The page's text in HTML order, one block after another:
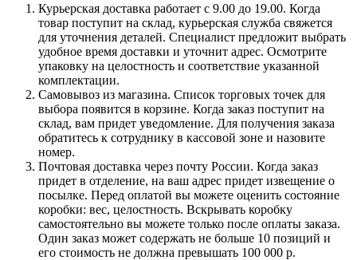
Курьерская доставка работает с 9.00 до 19.00. Когда
товар поступит на склад, курьерская служба свяжется
для уточнения деталей. Специалист предложит выбрать
удобное время доставки и уточнит адрес. Осмотрите
упаковку на целостность и соответствие указанной
комплектации.
Самовывоз из магазина. Список торговых точек для
выбора появится в корзине. Когда заказ поступит на
склад, вам придет уведомление. Для получения заказа
обратитесь к сотруднику в кассовой зоне и назовите
номер.
Почтовая доставка через почту России. Когда заказ
придет в отделение, на ваш адрес придет извещение о
посылке. Перед оплатой вы можете оценить состояние
коробки: вес, целостность. Вскрывать коробку
самостоятельно вы можете только после оплаты заказа.
Один заказ может содержать не больше 10 позиций и
его стоимость не должна превышать 100 000 р.